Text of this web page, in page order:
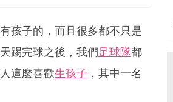
華人老師參與拍攝英國政府教
掌握最新及全面的英國升學資
得，個別科目的難處及秘
孩子的，而且很多都不只是
踢完球之後，我們足球隊都
這麼喜歡生孩子 ，其中一名